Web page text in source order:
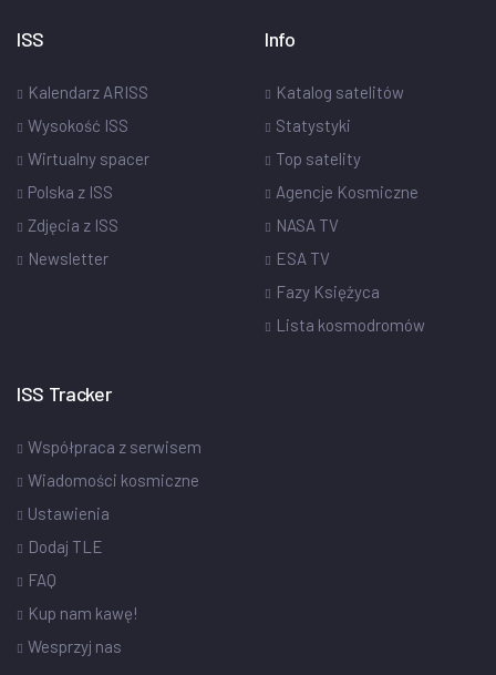
ISS
Kalendarz ARISS
Wysokość ISS
Wirtualny spacer
Polska z ISS
Zdjęcia z ISS
Newsletter
Info
Katalog satelitów
Statystyki
Top satelity
Agencje Kosmiczne
NASA TV
ESA TV
Fazy Księżyca
Lista kosmodromów
ISS Tracker
Współpraca z serwisem
Wiadomości kosmiczne
Ustawienia
Dodaj TLE
FAQ
Kup nam kawę!
Wesprzyj nas